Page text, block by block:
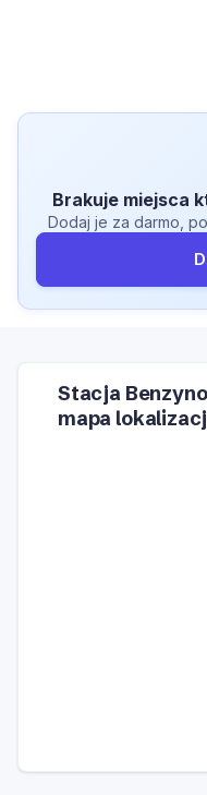
Brakuje miejsca
Dodaj je za darmo,
Stacja
mapa